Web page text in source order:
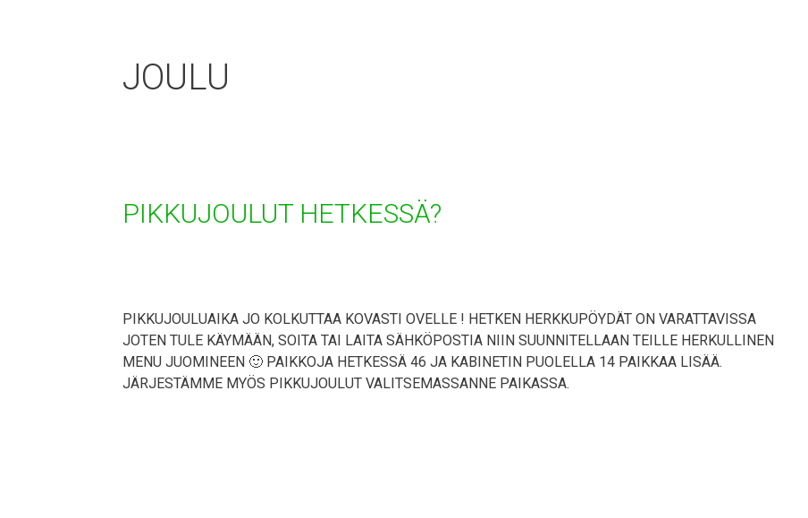
JOULU
PIKKUJOULUT HETKESSÄ?
PIKKUJOULUAIKA JO KOLKUTTAA KOVASTI OVELLE ! HETKEN HERKKUPÖYDÄT ON VARATTAVISSA
JOTEN TULE KÄYMÄÄN, SOITA TAI LAITA SÄHKÖPOSTIA NIIN SUUNNITELLAAN TEILLE HERKULLINEN
MENU JUOMINEEN 🙂 PAIKKOJA HETKESSÄ 46 JA KABINETIN PUOLELLA 14 PAIKKAA LISÄÄ.
JÄRJESTÄMME MYÖS PIKKUJOULUT VALITSEMASSANNE PAIKASSA.